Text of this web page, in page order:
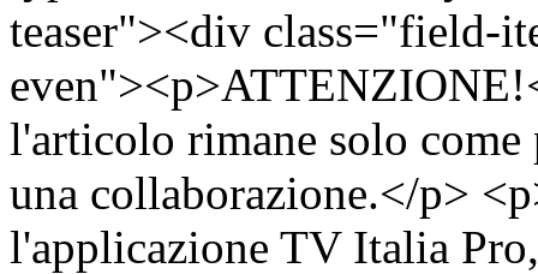
teaser"><div class="field-
l'articolo rimane solo
una collaborazione.</p>
l'applicazione TV Italia